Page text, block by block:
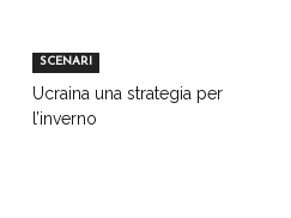
SCENARI
Ucraina una strategia per
l’inverno